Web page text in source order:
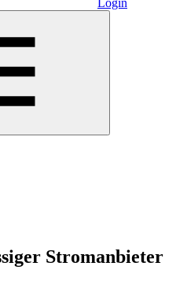
Stromanbieter